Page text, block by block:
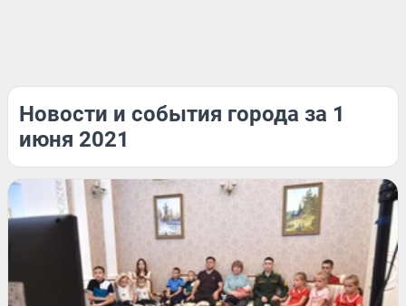
Новости и события города за 1
июня 2021